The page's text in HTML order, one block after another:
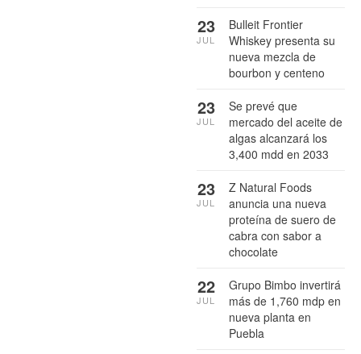
Bulleit Frontier
Whiskey presenta su
nueva mezcla de
bourbon y centeno
23
JUL
Se prevé que
mercado del aceite de
algas alcanzará los
3,400 mdd en 2033
23
JUL
Z Natural Foods
anuncia una nueva
proteína de suero de
cabra con sabor a
chocolate
23
JUL
Grupo Bimbo invertirá
más de 1,760 mdp en
nueva planta en
Puebla
22
JUL